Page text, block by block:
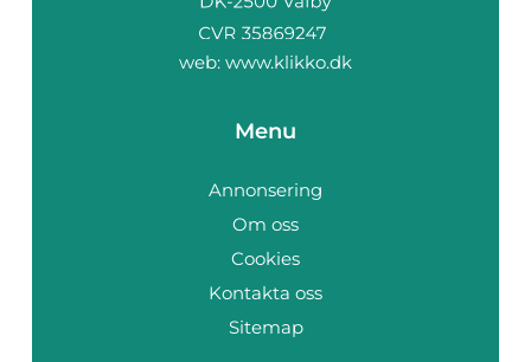
web: www.klikko.dk
Menu
Annonsering
Om oss
Cookies
Kontakta oss
Sitemap